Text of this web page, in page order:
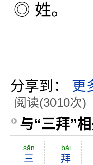
◎ 姓。
分享到： 更
阅读(3010次)
与“三拜”
sān
三
bài
拜